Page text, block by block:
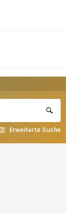
Erweiterte Suche